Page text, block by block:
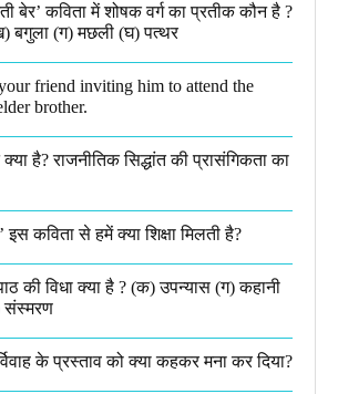
बेर’ कविता में शोषक वर्ग का प्रतीक कौन है ?
बगुला (ग) मछली (घ) पत्थर
friend inviting him to attend the
brother.
क्या है? राजनीतिक सिद्धांत की प्रासंगिकता का
इस कविता से हमें क्या शिक्षा मिलती है?
की विधा क्या है ? (क) उपन्यास (ग) कहानी
संस्मरण​
के प्रस्ताव को क्या कहकर मना कर दिया?